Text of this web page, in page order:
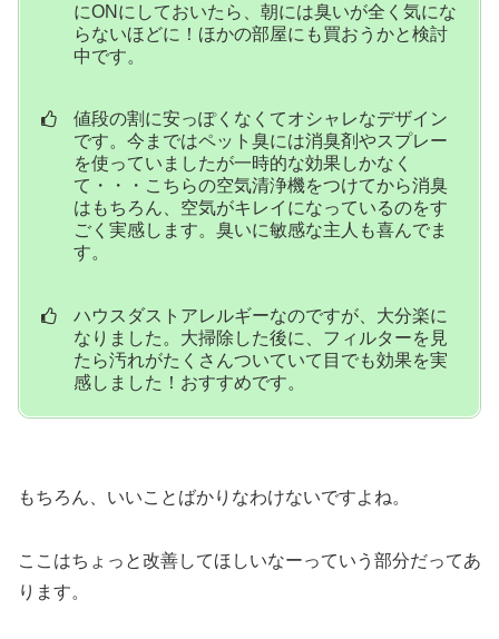
にONにしておいたら、朝には臭いが全く気にな
らないほどに！ほかの部屋にも買おうかと検討
中です。
値段の割に安っぽくなくてオシャレなデザイン
です。今まではペット臭には消臭剤やスプレー
を使っていましたが一時的な効果しかなく
て・・・こちらの空気清浄機をつけてから消臭
はもちろん、空気がキレイになっているのをす
ごく実感します。臭いに敏感な主人も喜んでま
す。
ハウスダストアレルギーなのですが、大分楽に
なりました。大掃除した後に、フィルターを見
たら汚れがたくさんついていて目でも効果を実
感しました！おすすめです。
もちろん、いいことばかりなわけないですよね。
ここはちょっと改善してほしいなーっていう部分だってあ
ります。